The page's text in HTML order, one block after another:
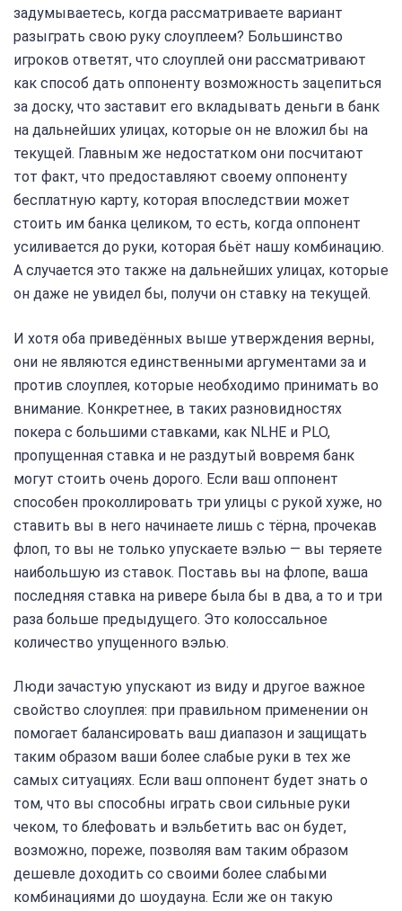
задумываетесь, когда рассматриваете вариант
разыграть свою руку слоуплеем? Большинство
игроков ответят, что слоуплей они рассматривают
как способ дать оппоненту возможность зацепиться
за доску, что заставит его вкладывать деньги в банк
на дальнейших улицах, которые он не вложил бы на
текущей. Главным же недостатком они посчитают
тот факт, что предоставляют своему оппоненту
бесплатную карту, которая впоследствии может
стоить им банка целиком, то есть, когда оппонент
усиливается до руки, которая бьёт нашу комбинацию.
А случается это также на дальнейших улицах, которые
он даже не увидел бы, получи он ставку на текущей.
И хотя оба приведённых выше утверждения верны,
они не являются единственными аргументами за и
против слоуплея, которые необходимо принимать во
внимание. Конкретнее, в таких разновидностях
покера с большими ставками, как NLHE и PLO,
пропущенная ставка и не раздутый вовремя банк
могут стоить очень дорого. Если ваш оппонент
способен проколлировать три улицы с рукой хуже, но
ставить вы в него начинаете лишь с тёрна, прочекав
флоп, то вы не только упускаете вэлью — вы теряете
наибольшую из ставок. Поставь вы на флопе, ваша
последняя ставка на ривере была бы в два, а то и три
раза больше предыдущего. Это колоссальное
количество упущенного вэлью.
Люди зачастую упускают из виду и другое важное
свойство слоуплея: при правильном применении он
помогает балансировать ваш диапазон и защищать
таким образом ваши более слабые руки в тех же
самых ситуациях. Если ваш оппонент будет знать о
том, что вы способны играть свои сильные руки
чеком, то блефовать и вэльбетить вас он будет,
возможно, пореже, позволяя вам таким образом
дешевле доходить со своими более слабыми
комбинациями до шоудауна. Если же он такую